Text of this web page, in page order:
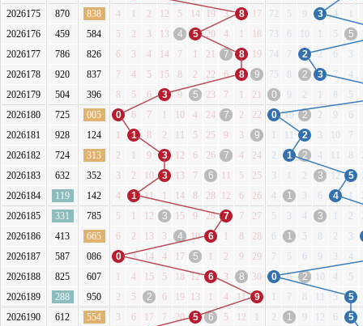
2026175
870 838 4 1 2 12 5 14 19 3 8 17 72 5 9 3 4
2026176
459 584 5 2 3 13 4 5 20 4 1 18 73 6 10 5 5
2026177
786 826 6 3 4 14 7 1 21 7 8 19 74 7 2 2 6 3
2026178
920 837 7 4 5 15 8 2 22 6 8 9 75 8 2 3 7 4
2026179
504 396 8 5 6 3 9 5 23 7 1 21 0 9 2 8 5
2026180
725 005 0 6 7 1 10 4 24 7 2 22 0 10 2 2 9 6
2026181
928 124 1 1 8 2 11 5 25 9 3 9 2 3 10 7
2026182
724 313 2 1 9 3 12 6 26 7 4 24 2 1 2 4 8
2026183
632 352 3 2 10 3 13 7 6 11 5 25 3 2 3 12 5
2026184
119 142 4 1 11 1 14 8 28 12 6 26 4 1 3 6 4 1
2026185
331 785 5 1 12 3 15 9 29 7 7 27 5 3 4 3 2
2026186
413 665 6 2 13 3 4 10 6 1 8 28 6 1 5 8 2
3
2026187
587 086 0 3 14 4 17 5 1 2 9 29 7 5 6 9 3
4
2026188
825 607 1 4 15 5 18 12 6 3 8 30 0 6 2 10 4
5
2026189
288 950 2 5 2 6 19 13 1 4 11 9 7 8 5
5
2026190
612 554 3 6 17 7 20 5 6 5 12 1 2 1 9 12 6
5